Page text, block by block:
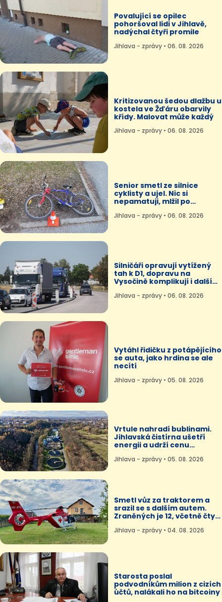
Povalující se opilec
pohoršoval lidi v Jihlavě,
nadýchal čtyři promile
Jihlava - zprávy • 06. 08. 2026
Kritizovanou šedou dlažbu u
kostela ve Žďáru obarvily
křídy. Malovat může každý
Jihlava - zprávy • 06. 08. 2026
Senior smetl ze silnice
cyklisty a ujel. Nic si
nepamatuji, mlžil po
Jihlava - zprávy • 06. 08. 2026
Silničáři opravují vytížený
tah k D1, dopravu na
Vysočině komplikují i další
Jihlava - zprávy • 06. 08. 2026
Vytáhl řidičku z potápějícího
se auta, jako hrdina se ale
necítí
Jihlava - zprávy • 05. 08. 2026
Vrtule nahradí bublinami.
Jihlavská čistírna ušetří
energii a udrží cenu
Jihlava - zprávy • 05. 08. 2026
Smetl vůz za traktorem a
srazil se s dalším autem.
Zraněných je 12, včetně čtyř
Jihlava - zprávy • 04. 08. 2026
Starosta poslal
podvodníkům milion z cizích
účtů, nalákali ho na bitcoiny